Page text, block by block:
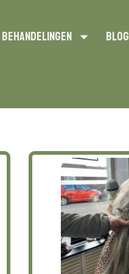
Behandelingen Blog